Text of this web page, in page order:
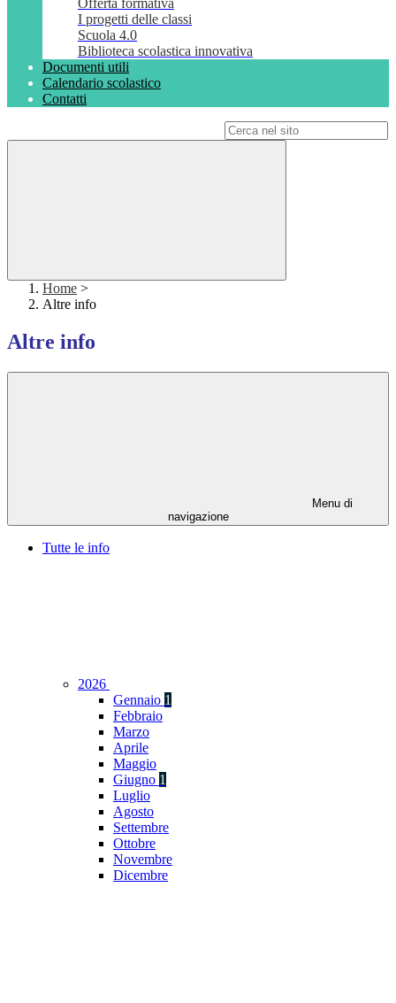
Offerta formativa
I progetti delle classi
Scuola 4.0
Biblioteca scolastica innovativa
Documenti utili
Calendario scolastico
Contatti
Home >
Altre info
Altre info
Menu di
navigazione
Tutte le info
2026
Gennaio 1
Febbraio
Marzo
Aprile
Maggio
Giugno 1
Luglio
Agosto
Settembre
Ottobre
Novembre
Dicembre